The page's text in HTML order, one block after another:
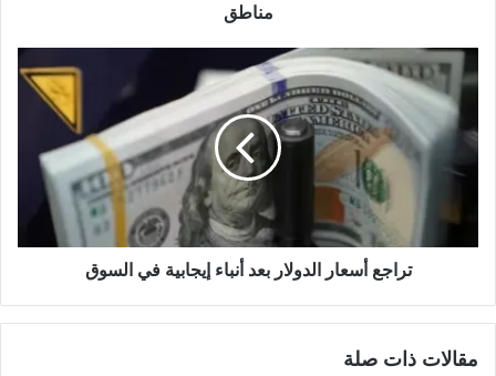
مناطق
تراجع أسعار الدولار بعد أنباء إيجابية في السوق
مقالات ذات صلة